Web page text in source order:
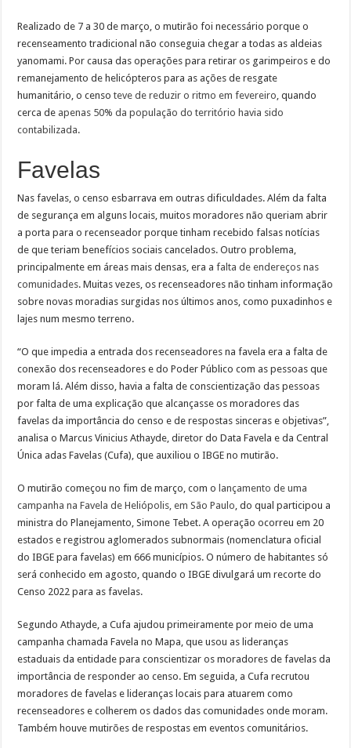
Realizado de 7 a 30 de março, o mutirão foi necessário porque o
recenseamento tradicional não conseguia chegar a todas as aldeias
yanomami. Por causa das operações para retirar os garimpeiros e do
remanejamento de helicópteros para as ações de resgate
humanitário, o censoteve de reduzir o ritmo em fevereiro , quando
cerca de apenas 50% da população do território havia sido
contabilizada.
Favelas
Nas favelas, o censo esbarrava em outras dificuldades. Além da falta
de segurança em alguns locais, muitos moradores não queriam abrir
a porta para o recenseador porque tinham recebido falsas notícias
de que teriam benefícios sociais cancelados. Outro problema,
principalmente em áreas mais densas, era afalta de endereços nas
comunidades. Muitas vezes, os recenseadores não tinham informação
sobre novas moradias surgidas nos últimos anos, como puxadinhos e
lajes num mesmo terreno.
“O que impedia a entrada dos recenseadores na favela era a falta de
conexão dos recenseadores e do Poder Público com as pessoas que
moram lá. Além disso, havia a falta de conscientização das pessoas
por falta de uma explicação que alcançasse os moradores das
favelas da importância do censo e de respostas sinceras e objetivas”,
analisa o Marcus Vinicius Athayde, diretor do Data Favela e da Central
Única adas Favelas (Cufa), que auxiliou o IBGE no mutirão.
O mutirão começou no fim de março, com olançamento de uma
campanha na Favela de Heliópolis, em São Paulo , do qual participou a
ministra do Planejamento, Simone Tebet. A operação ocorreu em 20
estados e registrou aglomerados subnormais (nomenclatura oficial
do IBGE para favelas) em 666 municípios. O número de habitantes só
será conhecido em agosto, quando o IBGE divulgará um recorte do
Censo 2022 para as favelas.
Segundo Athayde, a Cufa ajudou primeiramente por meio de uma
campanha chamada Favela no Mapa, que usou as lideranças
estaduais da entidade para conscientizar os moradores de favelas da
importância de responder ao censo. Em seguida, a Cufa recrutou
moradores de favelas e lideranças locais para atuarem como
recenseadores e colherem os dados das comunidades onde moram.
Também houve mutirões de respostas em eventos comunitários.